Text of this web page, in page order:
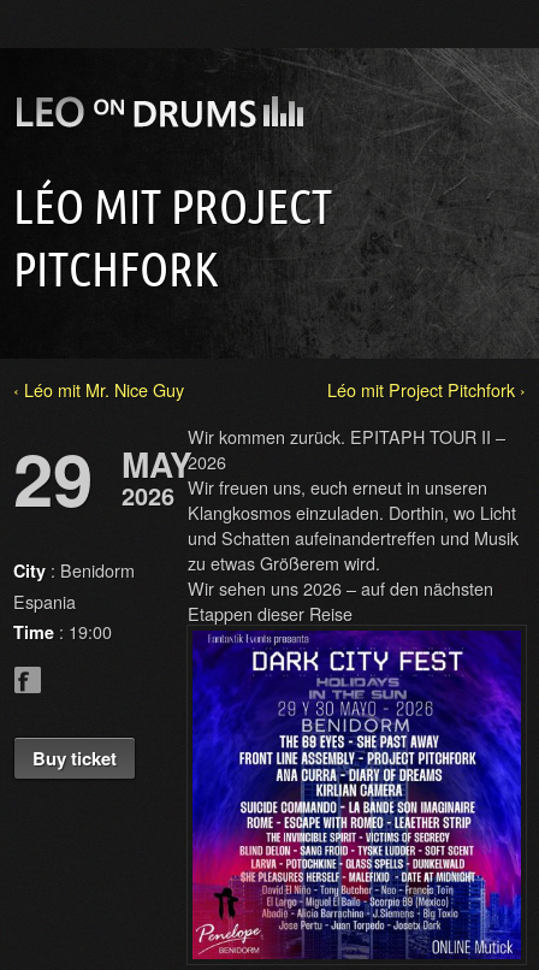
LÉO MIT PROJECT
PITCHFORK
‹ Léo mit Mr. Nice Guy Léo mit Project Pitchfork ›
29 MAY
2026
City : Benidorm
Espania
Time : 19:00
Buy ticket
Wir kommen zurück. EPITAPH TOUR II –
2026
Wir freuen uns, euch erneut in unseren
Klangkosmos einzuladen. Dorthin, wo Licht
und Schatten aufeinandertreffen und Musik
zu etwas Größerem wird.
Wir sehen uns 2026 – auf den nächsten
Etappen dieser Reise